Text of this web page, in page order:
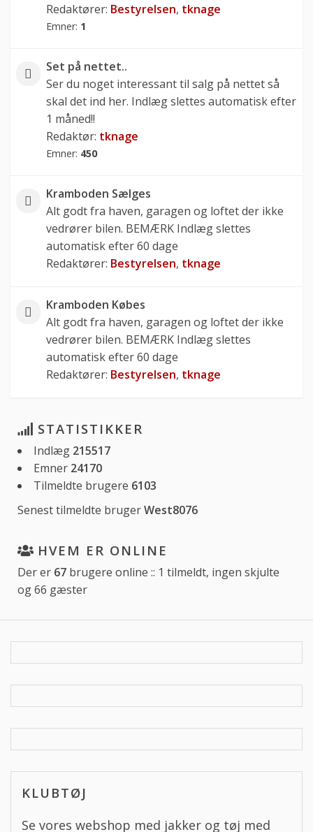
Redaktører: Bestyrelsen, tknage
Emner: 1
Set på nettet..
Ser du noget interessant til salg på nettet så
skal det ind her. Indlæg slettes automatisk efter
1 måned!!
Redaktør: tknage
Emner: 450
Kramboden Sælges
Alt godt fra haven, garagen og loftet der ikke
vedrører bilen. BEMÆRK Indlæg slettes
automatisk efter 60 dage
Redaktører: Bestyrelsen, tknage
Kramboden Købes
Alt godt fra haven, garagen og loftet der ikke
vedrører bilen. BEMÆRK Indlæg slettes
automatisk efter 60 dage
Redaktører: Bestyrelsen, tknage
STATISTIKKER
Indlæg 215517
Emner 24170
Tilmeldte brugere 6103
Senest tilmeldte brugerWest8076
HVEM ER ONLINE
Der er 67 brugere online :: 1 tilmeldt, ingen skjulte
og 66 gæster
KLUBTØJ
Se vores webshop med jakker og tøj med